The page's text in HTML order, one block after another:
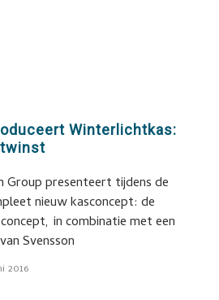
Winterlichtkas:
Group presenteert tijdens de
nieuw kasconcept: de
in combinatie met een
Svensson
2016